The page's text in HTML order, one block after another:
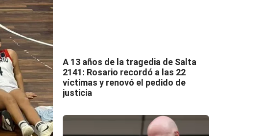
A 13 años de la tragedia de Salta
2141: Rosario recordó a las 22
víctimas y renovó el pedido de
justicia